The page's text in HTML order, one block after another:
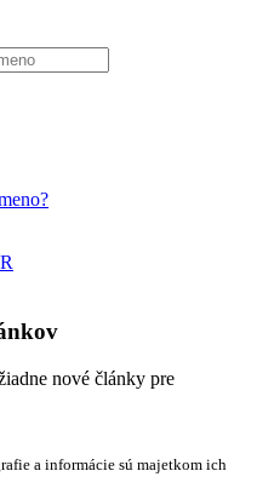
nové články pre
a informácie sú majetkom ich